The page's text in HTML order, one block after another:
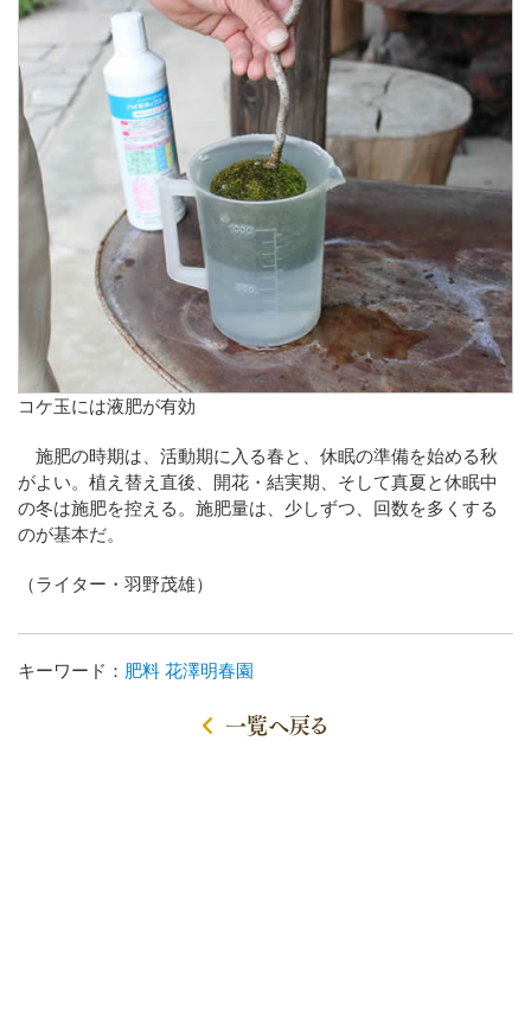
コケ玉には液肥が有効
施肥の時期は、活動期に入る春と、休眠の準備を始める秋
がよい。植え替え直後、開花・結実期、そして真夏と休眠中
の冬は施肥を控える。施肥量は、少しずつ、回数を多くする
のが基本だ。
（ライター・羽野茂雄）
キーワード： 肥料 花澤明春園
一覧へ戻る